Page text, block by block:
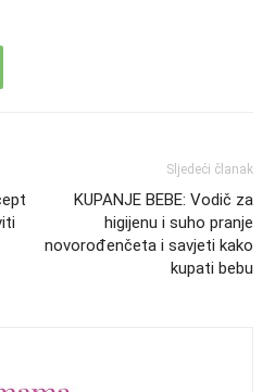
Sljedeći članak
KUPANJE BEBE: Vodič za
higijenu i suho pranje
novorođenčeta i savjeti kako
kupati bebu